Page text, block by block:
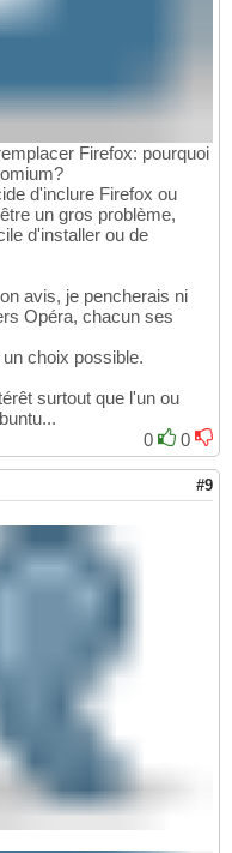
Firefox: pourquoi
d'inclure Firefox ou
un gros problème,
d'installer ou de
avis, je pencherais ni
Opéra, chacun ses
choix possible.
surtout que l'un ou
0
0
#9